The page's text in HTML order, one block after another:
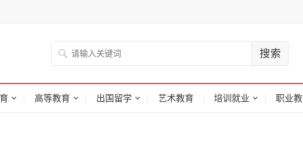
高等教育 出国留学 艺术教育 培训就业 职业